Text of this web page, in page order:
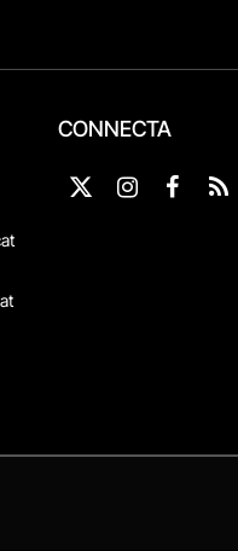
CONNECTA
X
InstagramRSS